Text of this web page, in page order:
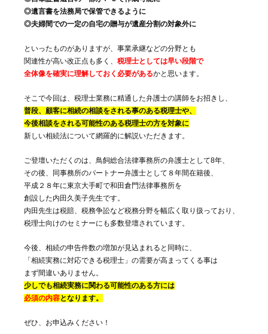
◎遺言書を法務局で保管できるように
◎夫婦間での一定の自宅の贈与が遺産分割の対象外に
といったものがありますが、事業承継などの分野とも
関連性が高い改正点も多く、 税理士としては早い段階で
全体像を確実に理解しておく必要があるかと思います。
そこで今回は、税理士業務に精通した弁護士の講師をお招きし、
普段、顧客に相続の相談をされる事のある税理士や、
今後相談をされる可能性のある税理士の方を対象に
新しい相続法について網羅的に解説いただきます。
ご登壇いただくのは、鳥飼総合法律事務所の弁護士として8年、
その後、同事務所のパートナー弁護士として８年間在籍後、
平成２８年に東京大手町で和田倉門法律事務所を
創設した内田久美子先生です。
内田先生は税賠、税務争訟など税務分野を幅広く取り扱っており、
税理士向けのセミナーにも多数登壇されています。
今後、相続の申告件数の増加が見込まれると同時に、
「相続実務に対応できる税理士」の需要が高まってくる事は
まず間違いありません。
少しでも相続実務に関わる可能性のある方には
必須の内容となります。
ぜひ、お申込みください！